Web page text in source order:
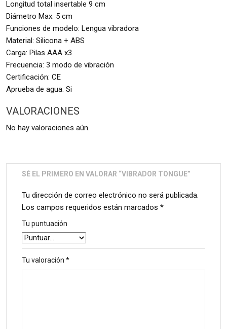
Longitud total insertable 9 cm
Diámetro Max. 5 cm
Funciones de modelo: Lengua vibradora
Material: Silicona + ABS
Carga: Pilas AAA x3
Frecuencia: 3 modo de vibración
Certificación: CE
Aprueba de agua: Si
VALORACIONES
No hay valoraciones aún.
SÉ EL PRIMERO EN VALORAR “VIBRADOR TONGUE”
Tu dirección de correo electrónico no será publicada.
Los campos requeridos están marcados *
Tu puntuación
Tu valoración *